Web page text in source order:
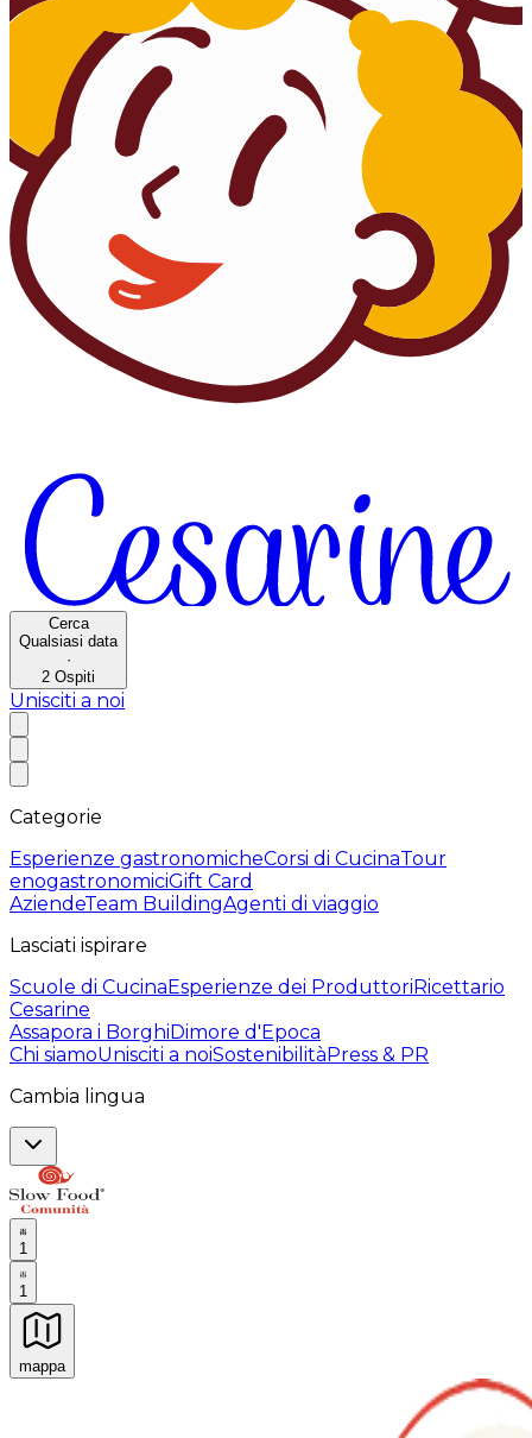
Cerca
Qualsiasi data
·
2 Ospiti
Unisciti a noi
Categorie
Esperienze gastronomicheCorsi di CucinaTour
enogastronomiciGift Card
AziendeTeam BuildingAgenti di viaggio
Lasciati ispirare
Scuole di CucinaEsperienze dei ProduttoriRicettario
Cesarine
Assapora i BorghiDimore d'Epoca
Chi siamoUnisciti a noiSostenibilitàPress & PR
Cambia lingua
1
1
mappa
Esperienze culinarie indimenticabili: Esperienze